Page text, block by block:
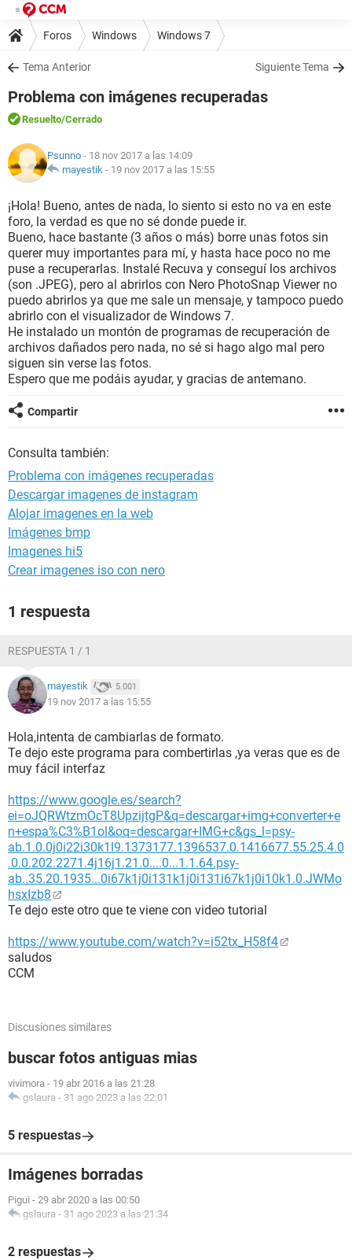
Foros Windows Windows 7
Tema Anterior Siguiente Tema
Problema con imágenes recuperadas
Resuelto/Cerrado
Psunno - 18 nov 2017 a las 14:09
mayestik - 19 nov 2017 a las 15:55
¡Hola! Bueno, antes de nada, lo siento si esto no va en este
foro, la verdad es que no sé donde puede ir.
Bueno, hace bastante (3 años o más) borre unas fotos sin
querer muy importantes para mí, y hasta hace poco no me
puse a recuperarlas. Instalé Recuva y conseguí los archivos
(son .JPEG), pero al abrirlos con Nero PhotoSnap Viewer no
puedo abrirlos ya que me sale un mensaje, y tampoco puedo
abrirlo con el visualizador de Windows 7.
He instalado un montón de programas de recuperación de
archivos dañados pero nada, no sé si hago algo mal pero
siguen sin verse las fotos.
Espero que me podáis ayudar, y gracias de antemano.
Compartir
Consulta también:
Problema con imágenes recuperadas
Descargar imagenes de instagram
Alojar imagenes en la web
Imágenes bmp
Imagenes hi5
Crear imagenes iso con nero
1 respuesta
RESPUESTA 1 / 1
mayestik 5.001
19 nov 2017 a las 15:55
Hola,intenta de cambiarlas de formato.
Te dejo este programa para combertirlas ,ya veras que es de
muy fácil interfaz
https://www.google.es/search?
ei=oJQRWtzmOcT8UpzijtgP&q=descargar+img+converter+e
n+espa%C3%B1ol&oq=descargar+IMG+c&gs_l=psy-
ab.1.0.0j0i22i30k1l9.1373177.1396537.0.1416677.55.25.4.0
.0.0.202.2271.4j16j1.21.0....0...1.1.64.psy-
ab..35.20.1935...0i67k1j0i131k1j0i131i67k1j0i10k1.0.JWMo
hsxIzb8
Te dejo este otro que te viene con video tutorial
https://www.youtube.com/watch?v=i52tx_H58f4
saludos
CCM
Discusiones similares
buscar fotos antiguas mias
vivimora - 19 abr 2016 a las 21:28
gslaura - 31 ago 2023 a las 22:01
5 respuestas
Imágenes borradas
Pigui - 29 abr 2020 a las 00:50
gslaura - 31 ago 2023 a las 21:34
2 respuestas